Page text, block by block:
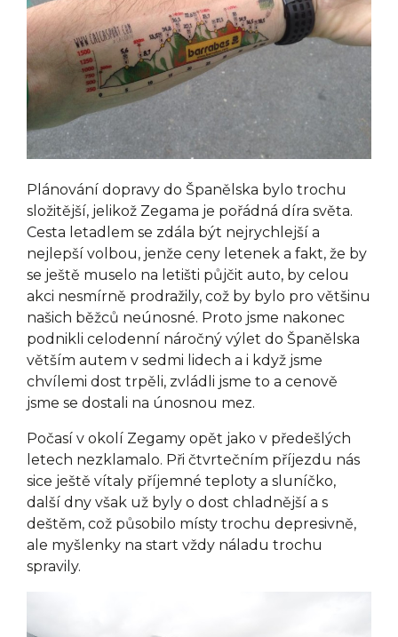
Plánování dopravy do Španělska bylo trochu
složitější, jelikož Zegama je pořádná díra světa.
Cesta letadlem se zdála být nejrychlejší a
nejlepší volbou, jenže ceny letenek a fakt, že by
se ještě muselo na letišti půjčit auto, by celou
akci nesmírně prodražily, což by bylo pro většinu
našich běžců neúnosné. Proto jsme nakonec
podnikli celodenní náročný výlet do Španělska
větším autem v sedmi lidech a i když jsme
chvílemi dost trpěli, zvládli jsme to a cenově
jsme se dostali na únosnou mez.
Počasí v okolí Zegamy opět jako v předešlých
letech nezklamalo. Při čtvrtečním příjezdu nás
sice ještě vítaly příjemné teploty a sluníčko,
další dny však už byly o dost chladnější a s
deštěm, což působilo místy trochu depresivně,
ale myšlenky na start vždy náladu trochu
spravily.